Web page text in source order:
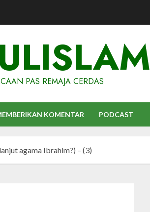
PAS REMAJA CERDAS
KOMENTAR PODCAST
agama Ibrahim?) – (3)